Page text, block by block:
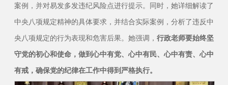
案例，并对易发多发违纪风险点进行提示。同时，她详细解读了
中央八项规定精神的具体要求，并结合实际案例，分析了违反中
央八项规定的行为表现和危害后果。她强调， 行政老师要始终坚
守党的初心和使命，做到心中有党、心中有民、心中有责、心中
有戒，确保党的纪律在工作中得到严格执行。